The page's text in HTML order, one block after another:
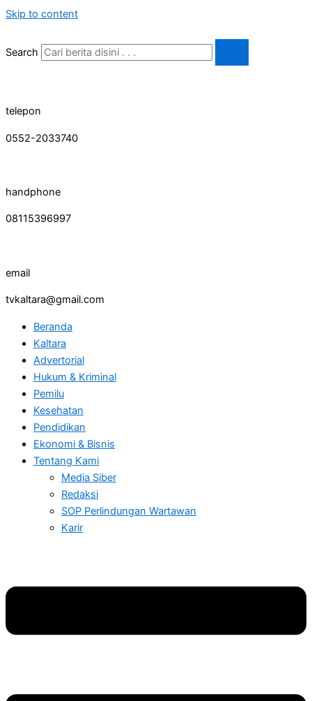
Skip to content
Search
telepon
0552-2033740
handphone
08115396997
email
tvkaltara@gmail.com
Beranda
Kaltara
Advertorial
Hukum & Kriminal
Pemilu
Kesehatan
Pendidikan
Ekonomi & Bisnis
Tentang Kami
Media Siber
Redaksi
SOP Perlindungan Wartawan
Karir